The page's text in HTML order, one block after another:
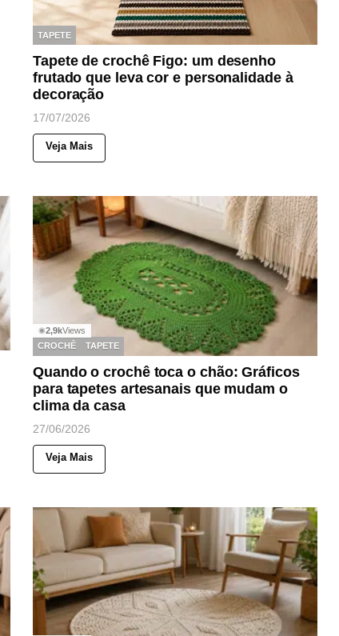
TAPETE
Tapete de crochê Figo: um desenho
frutado que leva cor e personalidade à
decoração
17/07/2026
Veja Mais
◉2,9kViews
CROCHÊ
TAPETE
Quando o crochê toca o chão: Gráficos
para tapetes artesanais que mudam o
clima da casa
27/06/2026
Veja Mais